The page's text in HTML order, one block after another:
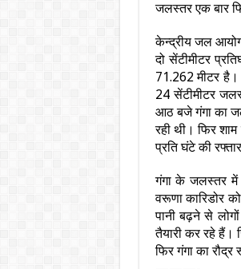
जलस्तर एक बार
केन्द्रीय जल
दो सेंटीमीटर
71.262 मीटर
24 सेंटीमीटर
आठ बजे गंगा का
रही थी। फिर
प्रति घंटे की
गंगा के जलस्तर में
वरूणा कारिडोर
पानी बढ़ने से
तैयारी कर रहे हैं।
फिर गंगा का रौद्र